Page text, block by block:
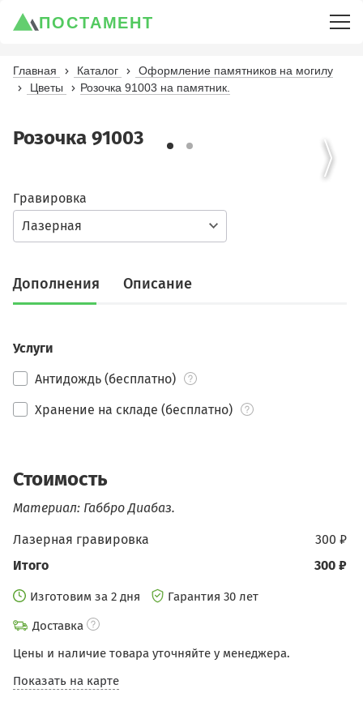
ПОСТАМЕНТ
Главная Каталог
Оформление памятников на могилу
Цветы
Розочка 91003 на памятник.
Розочка 91003
Лазерная
Гравировка
Дополнения Описание
Услуги
Антидождь (бесплатно)
Хранение на складе (бесплатно)
Стоимость
Материал: Габбро Диабаз.
300 ₽
Лазерная гравировка
300 ₽
Итого
Изготовим за 2 дня
Гарантия 30 лет
Доставка
Цены и наличие товара уточняйте у менеджера.
Показать на карте